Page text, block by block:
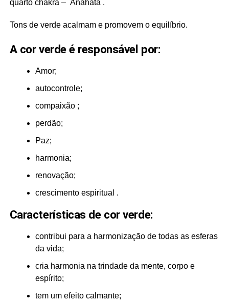
quarto chakra – Anahata .
Tons de verde acalmam e promovem o equilíbrio.
A cor verde é responsável por:
Amor;
autocontrole;
compaixão ;
perdão;
Paz;
harmonia;
renovação;
crescimento espiritual .
Características de cor verde:
contribui para a harmonização de todas as esferas
da vida;
cria harmonia na trindade da mente, corpo e
espírito;
tem um efeito calmante;